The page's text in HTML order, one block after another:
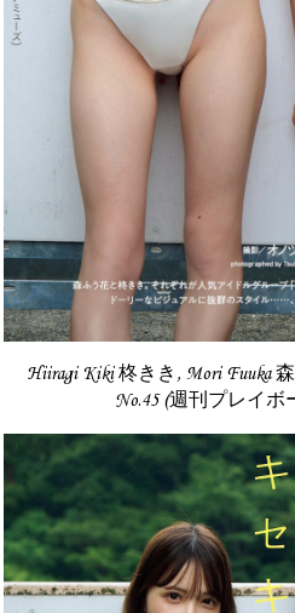
Hiiragi Kiki 柊きき, Mori Fuuka
No.45 (週刊プレイボ